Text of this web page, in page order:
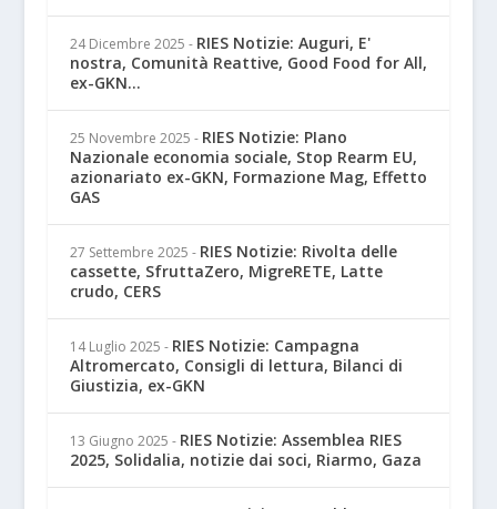
24 Dicembre 2025 - RIES Notizie: Auguri, E'
nostra, Comunità Reattive, Good Food for All,
ex-GKN...
25 Novembre 2025 - RIES Notizie: PIano
Nazionale economia sociale, Stop Rearm EU,
azionariato ex-GKN, Formazione Mag, Effetto
GAS
27 Settembre 2025 - RIES Notizie: Rivolta delle
cassette, SfruttaZero, MigreRETE, Latte
crudo, CERS
14 Luglio 2025 - RIES Notizie: Campagna
Altromercato, Consigli di lettura, Bilanci di
Giustizia, ex-GKN
13 Giugno 2025 - RIES Notizie: Assemblea RIES
2025, Solidalia, notizie dai soci, Riarmo, Gaza